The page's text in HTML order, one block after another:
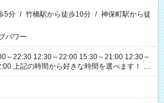
5分 / 竹橋駅から徒歩10分 / 神保町駅から徒
パワー
～22:30 12:30～22:00 15:30～21:00 12:30～
ます！ ※
可能性があります